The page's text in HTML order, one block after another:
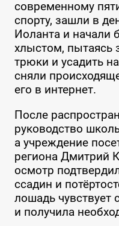
современному
спорту, зашли в
Иоланта и начали
хлыстом, пытаясь
трюки и усадить
сняли
его в интернет.
После
руководство
а учреждение
региона Дмитрий
осмотр
ссадин и
лошадь чувствует
и получила